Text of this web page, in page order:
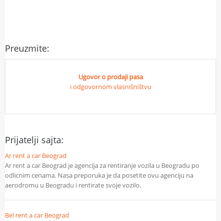
Preuzmite:
Ugovor o prodaji pasa
i odgovornom vlasnišništvu
Prijatelji sajta:
Ar rent a car Beograd
Ar rent a car Beograd je agencija za rentiranje vozila u Beogradu po
odlicnim cenama. Nasa preporuka je da posetite ovu agenciju na
aerodromu u Beogradu i rentirate svoje vozilo.
Bel rent a car Beograd